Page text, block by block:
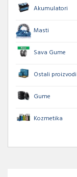
Akumulatori
Masti
Sava Gume
Ostali proizvodi
Gume
Kozmetika